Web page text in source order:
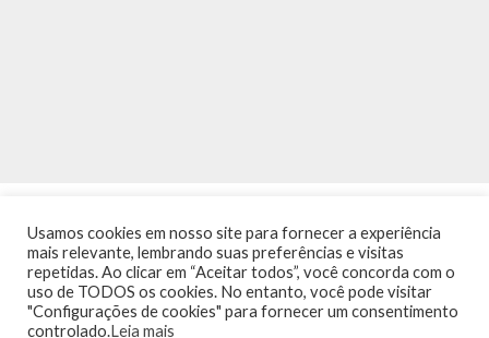
INÍCIO NOTÍCIAS
Usamos cookies em nosso site para fornecer a experiência
mais relevante, lembrando suas preferências e visitas
repetidas. Ao clicar em “Aceitar todos”, você concorda com o
uso de TODOS os cookies. No entanto, você pode visitar
"Configurações de cookies" para fornecer um consentimento
controlado.Leia mais